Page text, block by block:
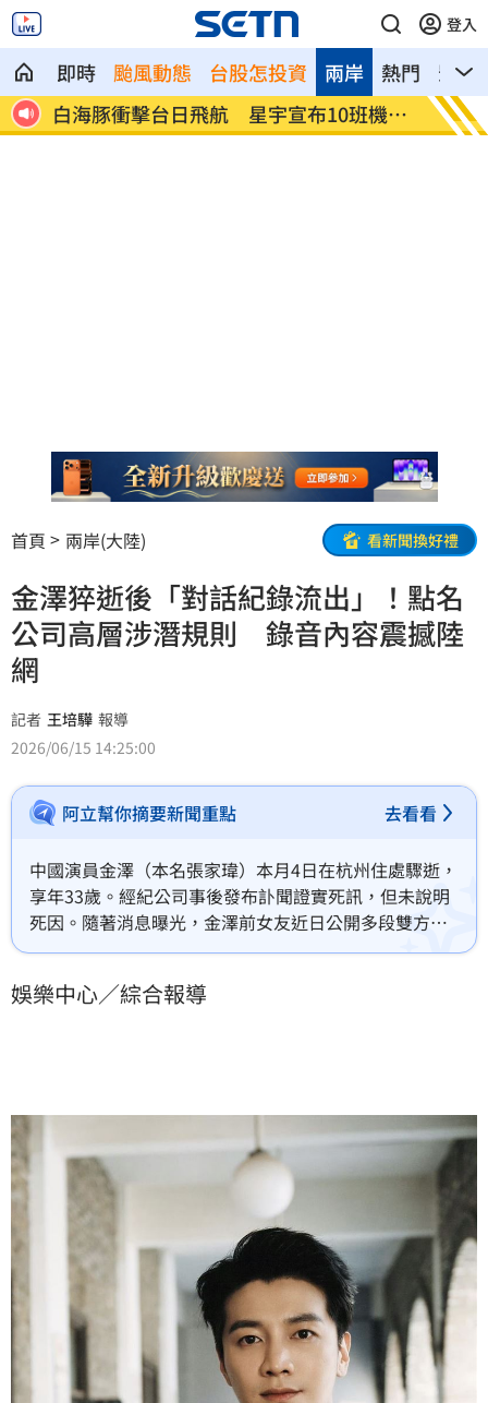
登入
即時 颱風動態 台股怎投資 熱門 影音
兩岸
異
7月CPI年增2.54% 連3月突破通膨警戒
線
金鐘
毯
首頁 兩岸(大陸) 看新聞換好禮
金澤猝逝後「對話紀錄流出」！點名
公司高層涉潛規則 錄音內容震撼陸
網
記者 王培驊 報導
2026/06/15 14:25:00
阿立幫你摘要新聞重點 去看看
中國演員金澤（本名張家瑋）本月4日在杭州住處驟逝，
享年33歲。經紀公司事後發布訃聞證實死訊，但未說明
死因。隨著消息曝光，金澤前女友近日公開多段雙方過
往聊天紀錄與語音內容，再度引發中國網友熱烈討論。
娛樂中心／綜合報導